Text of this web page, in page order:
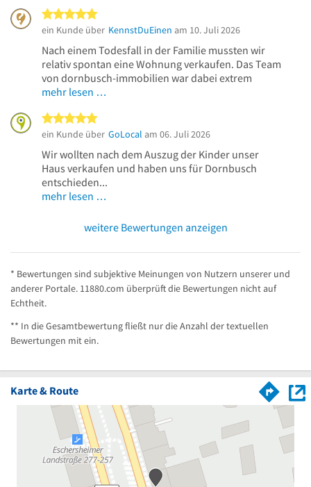
ein Kunde über KennstDuEinen am 10. Juli 2026
Nach einem Todesfall in der Familie mussten wir
relativ spontan eine Wohnung verkaufen. Das Team
von dornbusch-immobilien war dabei extrem
mehr lesen …
ein Kunde über GoLocal am 06. Juli 2026
Wir wollten nach dem Auszug der Kinder unser
Haus verkaufen und haben uns für Dornbusch
entschieden...
mehr lesen …
weitere Bewertungen anzeigen
* Bewertungen sind subjektive Meinungen von Nutzern unserer und
anderer Portale. 11880.com überprüft die Bewertungen nicht auf
Echtheit.
** In die Gesamtbewertung fließt nur die Anzahl der textuellen
Bewertungen mit ein.
Karte & Route